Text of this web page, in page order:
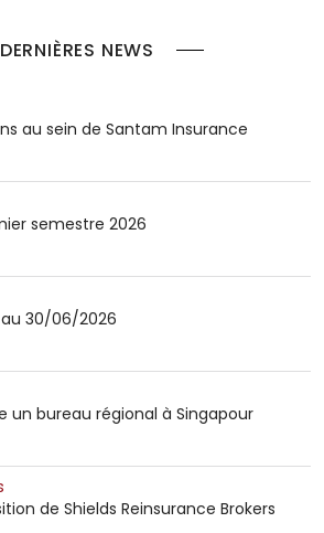
DERNIÈRES NEWS
au sein de Santam Insurance
semestre 2026
30/06/2026
un bureau régional à Singapour
de Shields Reinsurance Brokers